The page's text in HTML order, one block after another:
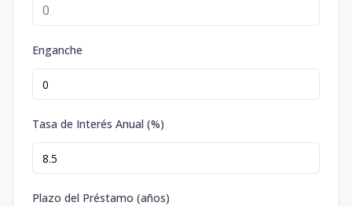
Enganche
Tasa de Interés Anual (%)
Plazo del Préstamo (años)